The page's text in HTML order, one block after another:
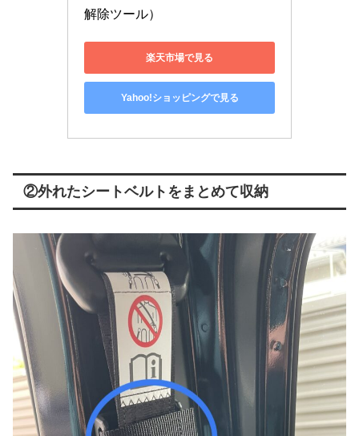
解除ツール）
楽天市場で見る
Yahoo!ショッピングで見る
②外れたシートベルトをまとめて収納